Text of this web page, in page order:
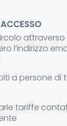
attraverso
l’indirizzo
a persone di
tariffe